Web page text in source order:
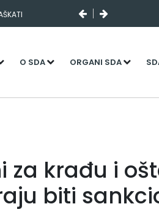
O SDA ORGANI SDA
za krađu i
biti